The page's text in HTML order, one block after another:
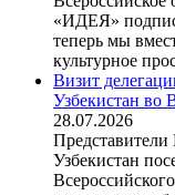
«ИДЕЯ»
теперь мы
культурное
Визит
Узбекистан во
28.07.2026
Представители
Узбекистан